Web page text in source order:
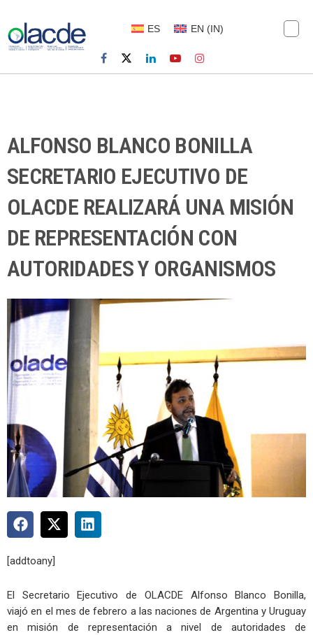
ES EN (IN)
ALFONSO BLANCO BONILLA
SECRETARIO EJECUTIVO DE
OLACDE REALIZARÁ UNA MISIÓN
DE REPRESENTACIÓN CON
AUTORIDADES Y ORGANISMOS
[addtoany]
El Secretario Ejecutivo de OLACDE Alfonso Blanco Bonilla,
viajó en el mes de febrero a las naciones de Argentina y Uruguay
en misión de representación a nivel de autoridades de